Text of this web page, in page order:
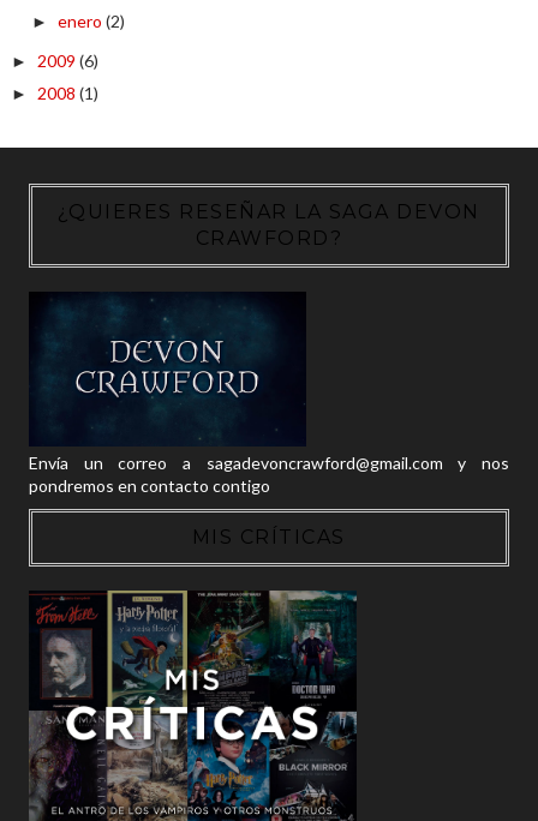
► enero (2)
► 2009 (6)
► 2008 (1)
¿QUIERES RESEÑAR LA SAGA DEVON
CRAWFORD?
Envía un correo a sagadevoncrawford@gmail.com y nos
pondremos en contacto contigo
MIS CRÍTICAS